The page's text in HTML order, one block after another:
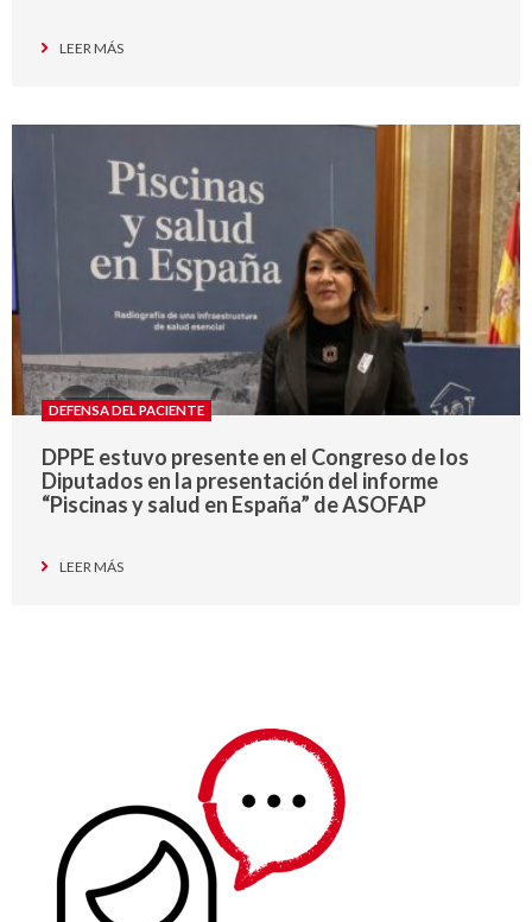
LEER MÁS
DEFENSA DEL PACIENTE
DPPE estuvo presente en el Congreso de los
Diputados en la presentación del informe
“Piscinas y salud en España” de ASOFAP
LEER MÁS